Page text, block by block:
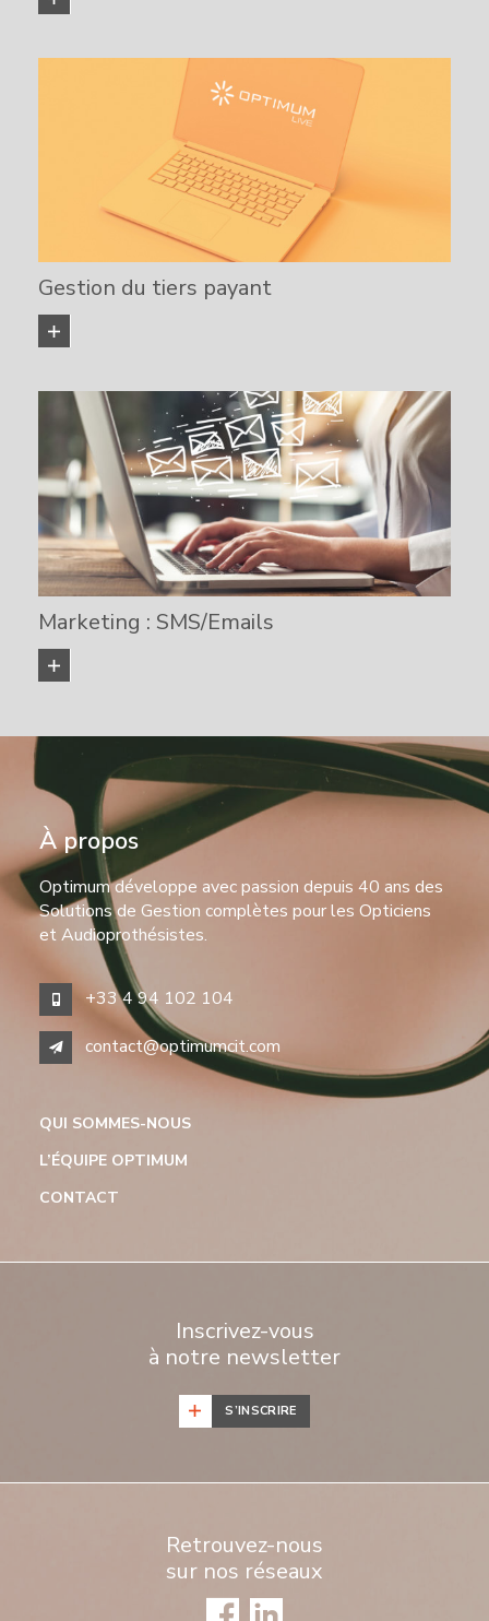
Gestion du tiers payant
Marketing : SMS/Emails
À propos
Optimum développe avec passion depuis 40 ans des
Solutions de Gestion complètes pour les Opticiens
et Audioprothésistes.
+33 4 94 102 104
contact@optimumcit.com
QUI SOMMES-NOUS
L’ÉQUIPE OPTIMUM
CONTACT
Inscrivez-vous
à notre newsletter
S’INSCRIRE
Retrouvez-nous
sur nos réseaux